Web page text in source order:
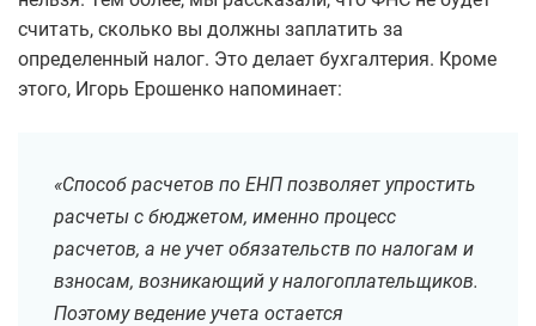
считать, сколько вы должны заплатить за
определенный налог. Это делает бухгалтерия. Кроме
этого, Игорь Ерошенко напоминает:
«Способ расчетов по ЕНП позволяет упростить
расчеты с бюджетом, именно процесс
расчетов, а не учет обязательств по налогам и
взносам, возникающий у налогоплательщиков.
Поэтому ведение учета остается